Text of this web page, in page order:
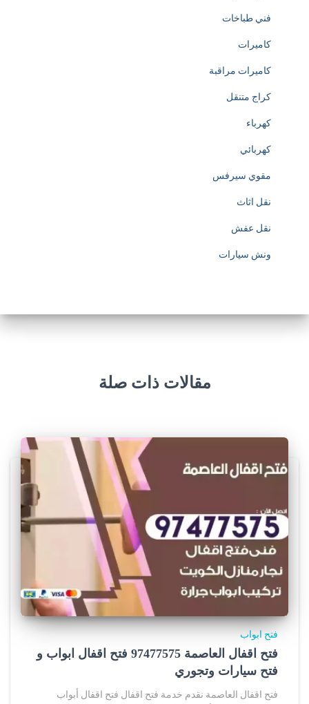
h
p
s
w
w
.
e
r
e
r
s
e
y
s
.
فني طباخات
كاميرات
كاميرات مراقبة
كراج متنقل
كهرباء
كهربائي
مقوي سيرفس
نقل اثاث
نقل عفش
ونش سيارات
مقالات ذات صلة
فتح ابواب
فتح اقفال العاصمة 97477575 فتح اقفال ابواب و
فتح سيارات وتجوري
فتح اقفال العاصمة نقدم خدمة فتح اقفال فتح اقفال أبواب